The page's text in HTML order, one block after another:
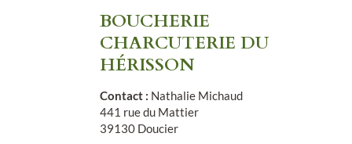
BOUCHERIE
CHARCUTERIE DU
HÉRISSON
Contact : Nathalie Michaud
441 rue du Mattier
39130 Doucier